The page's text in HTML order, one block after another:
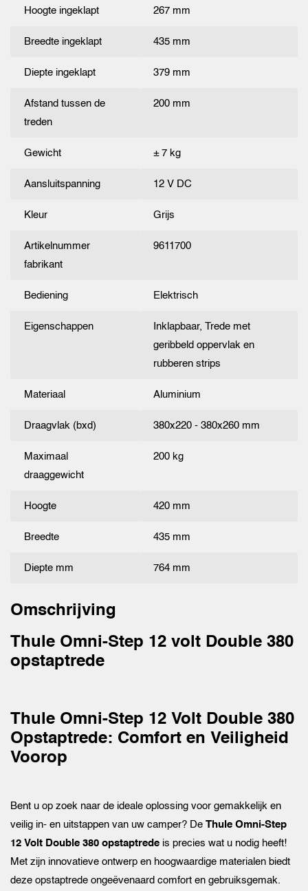
Hoogte ingeklapt 267 mm
Breedte ingeklapt 435 mm
Diepte ingeklapt 379 mm
Afstand tussen de
treden
200 mm
Gewicht ± 7 kg
Aansluitspanning 12 V DC
Kleur Grijs
Artikelnummer
fabrikant
9611700
Bediening Elektrisch
Eigenschappen
Inklapbaar, Trede met
geribbeld oppervlak en
rubberen strips
Materiaal Aluminium
Draagvlak (bxd) 380x220 - 380x260 mm
Maximaal
draaggewicht
200 kg
Hoogte 420 mm
Breedte 435 mm
Diepte mm 764 mm
Omschrijving
Thule Omni-Step 12 volt Double 380
opstaptrede
Thule Omni-Step 12 Volt Double 380
Opstaptrede: Comfort en Veiligheid
Voorop
Bent u op zoek naar de ideale oplossing voor gemakkelijk en
veilig in- en uitstappen van uw camper? De Thule Omni-Step
12 Volt Double 380 opstaptrede is precies wat u nodig heeft!
Met zijn innovatieve ontwerp en hoogwaardige materialen biedt
deze opstaptrede ongeëvenaard comfort en gebruiksgemak.